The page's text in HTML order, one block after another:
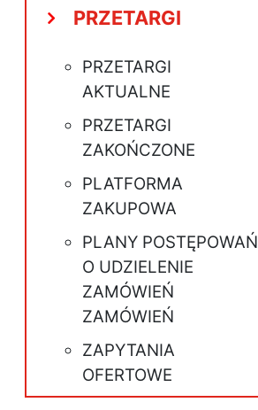
PRZETARGI
PRZETARGI
AKTUALNE
PRZETARGI
ZAKOŃCZONE
PLATFORMA
ZAKUPOWA
PLANY POSTĘPOWAŃ
O UDZIELENIE
ZAMÓWIEŃ
ZAMÓWIEŃ
ZAPYTANIA
OFERTOWE